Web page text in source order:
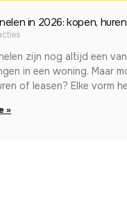
in 2026: kopen,
zijn nog altijd een
in een woning. Maar
of leasen? Elke vorm
»